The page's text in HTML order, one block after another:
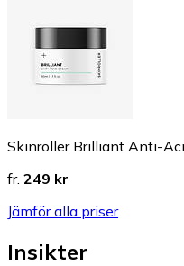
Skinroller Brilliant Anti-
fr. 249 kr
Jämför alla priser
Insikter